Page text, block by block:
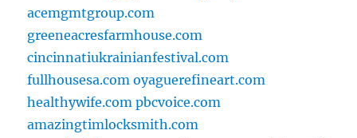
acemgmtgroup.com
greeneacresfarmhouse.com
cincinnatiukrainianfestival.com
fullhousesa.com oyaguerefineart.com
healthywife.com pbcvoice.com
amazingtimlocksmith.com